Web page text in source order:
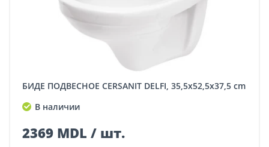
БИДЕ ПОДВЕСНОЕ CERSANIT DELFI, 35,5x52,5x37,5 cm
В наличии
2369 MDL / шт.